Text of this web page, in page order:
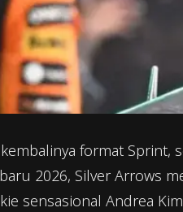
format
2026, Silver Arrows
sensasional Andrea